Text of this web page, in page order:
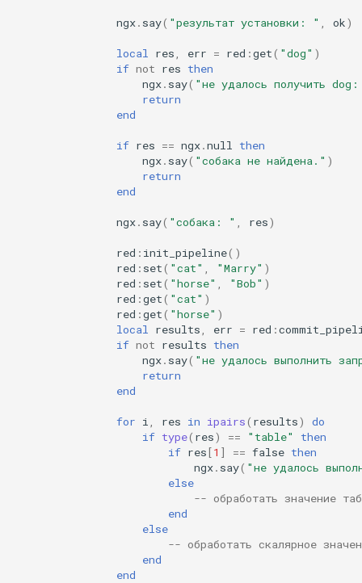
конфигурации nginx
ngx. say( "результат установки: " ok)
local res err = red :get( "dog" )
if not res then
ngx. say( "не удалось получить
return
end
if res == ngx.null
then
ngx. say( "собака не найдена." )
return
end
ngx. say( "собака: " res)
red : init_pipeline()
red : set( "cat" "Marry" )
red : set( "horse" "Bob" )
red :get( "cat" )
red :get( "horse" )
local
results err = red :
if not results then
ngx. say( "не удалось выполнить
return
end
for i res in ipairs( results)
do
if type( res) == "table"
then
if res[1 ] == false then
ngx. say( "не удалось
else
-- обработать значение
end
else
-- обработать скалярное
end
end